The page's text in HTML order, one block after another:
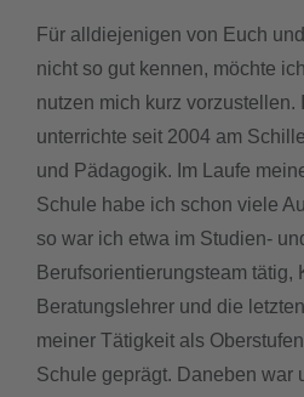
Für alldiejenigen von Euch
nicht so gut kennen, möchte
nutzen mich kurz vorzustellen.
unterrichte seit 2004 am
und Pädagogik. Im Laufe
Schule habe ich schon viele
so war ich etwa im Studien-
Berufsorientierungsteam tätig,
Beratungslehrer und die
meiner Tätigkeit als
Schule geprägt. Daneben war